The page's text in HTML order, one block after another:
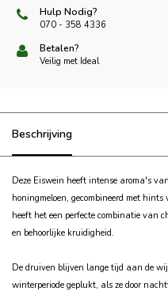
Hulp Nodig?
070 - 358 4336
Betalen?
Veilig met Ideal
Beschrijving
Deze Eiswein heeft intense aroma's
honingmeloen, gecombineerd met
heeft het een perfecte combinatie van
en behoorlijke kruidigheid.
De druiven blijven lange tijd aan de
winterperiode geplukt, als ze door